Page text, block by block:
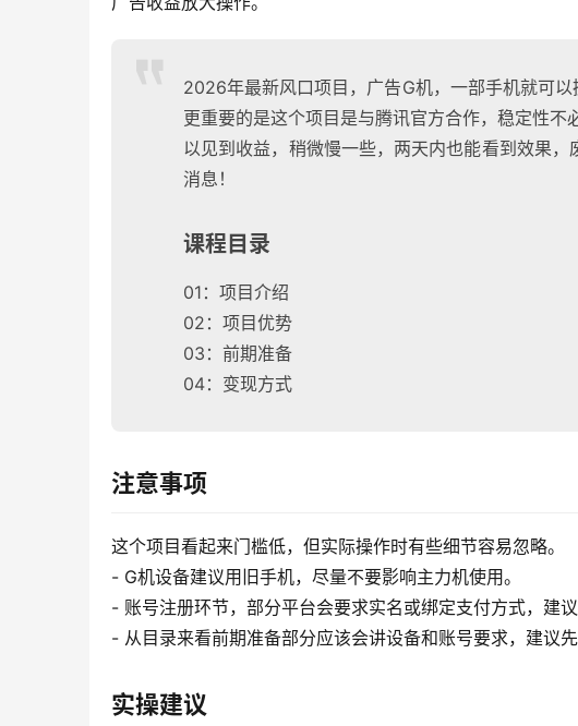
2026年最新风口项目，广告G机，一部手机就可
更重要的是这个项目是与腾讯官方合作，稳定性
以见到收益，稍微慢一些，两天内也能看到效果
消息！
课程目录
01：项目介绍
02：项目优势
03：前期准备
04：变现方式
注意事项
这个项目看起来门槛低，但实际操作时有些细节容易忽略。
- G机设备建议用旧手机，尽量不要影响主力机使用。
- 账号注册环节，部分平台会要求实名或绑定支付方式，建议
- 从目录来看前期准备部分应该会讲设备和账号要求，建议
实操建议